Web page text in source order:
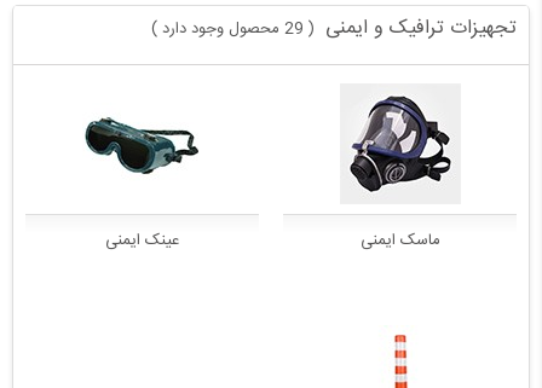
تجهیزات ترافیک و ایمنی ( 29 محصول وجود دارد )
ماسک ایمنی عینک ایمنی